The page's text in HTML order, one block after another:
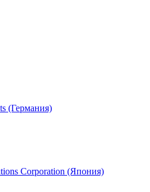
(Германия)
Corporation (Япония)